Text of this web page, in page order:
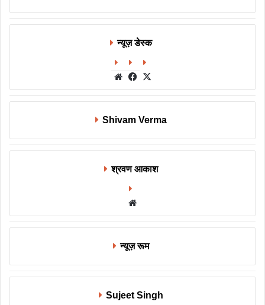
न्यूज़ डेस्क
WebsiteFacebook
Shivam Verma
श्रवण आकाश
न्यूज़ रूम
Sujeet Singh